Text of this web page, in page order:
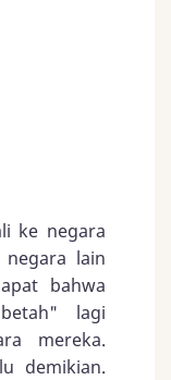
ke negara
lain
bahwa
lagi
mereka.
demikian.